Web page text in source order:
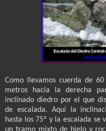
Como llevamos cuerda de
metros hacia la derecha
inclinado diedro por el que
de escalada. Aquí la
hasta los 75º y la escalada se
un tramo mixto de hielo y